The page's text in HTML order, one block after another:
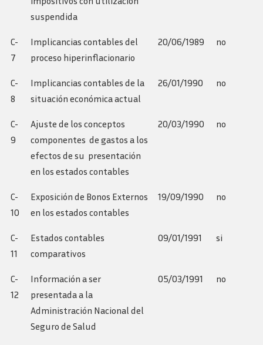
suspendida
C-
7
Implicancias contables del
proceso hiperinflacionario
20/06/1989 no
C-
8
Implicancias contables de la
situación económica actual
26/01/1990 no
C-
9
Ajuste de los conceptos
componentes de gastos a los
efectos de su presentación
en los estados contables
20/03/1990 no
C-
10
Exposición de Bonos Externos
en los estados contables
19/09/1990 no
C-
11
Estados contables
comparativos
09/01/1991 si
C-
12
Información a ser
presentada a la
Administración Nacional del
Seguro de Salud
05/03/1991 no